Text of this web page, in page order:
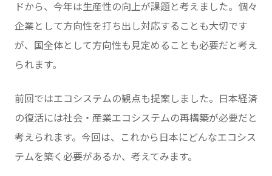
ドから、今年は生産性の向上が課題と考えました。個々
企業として方向性を打ち出し対応することも大切です
が、国全体として方向性も見定めることも必要だと考え
られます。
前回ではエコシステムの観点も提案しました。日本経済
の復活には社会・産業エコシステムの再構築が必要だと
考えられます。今回は、これから日本にどんなエコシス
テムを築く必要があるか、考えてみます。